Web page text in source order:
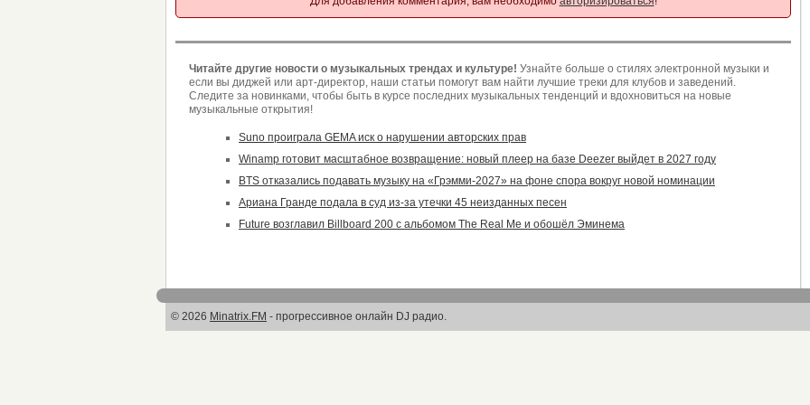
Читайте другие новости о музыкальных трендах и культуре! Узнайте больше о стилях электронной музыки и
если вы диджей или арт-директор, наши статьи помогут вам найти лучшие треки для клубов и заведений.
Следите за новинками, чтобы быть в курсе последних музыкальных тенденций и вдохновиться на новые
музыкальные открытия!
Suno проиграла GEMA иск о нарушении авторских прав
Winamp готовит масштабное возвращение: новый плеер на базе Deezer выйдет в 2027 году
BTS отказались подавать музыку на «Грэмми-2027» на фоне спора вокруг новой номинации
Ариана Гранде подала в суд из-за утечки 45 неизданных песен
Future возглавил Billboard 200 с альбомом The Real Me и обошёл Эминема
© 2026 Minatrix.FM - прогрессивное онлайн DJ радио.